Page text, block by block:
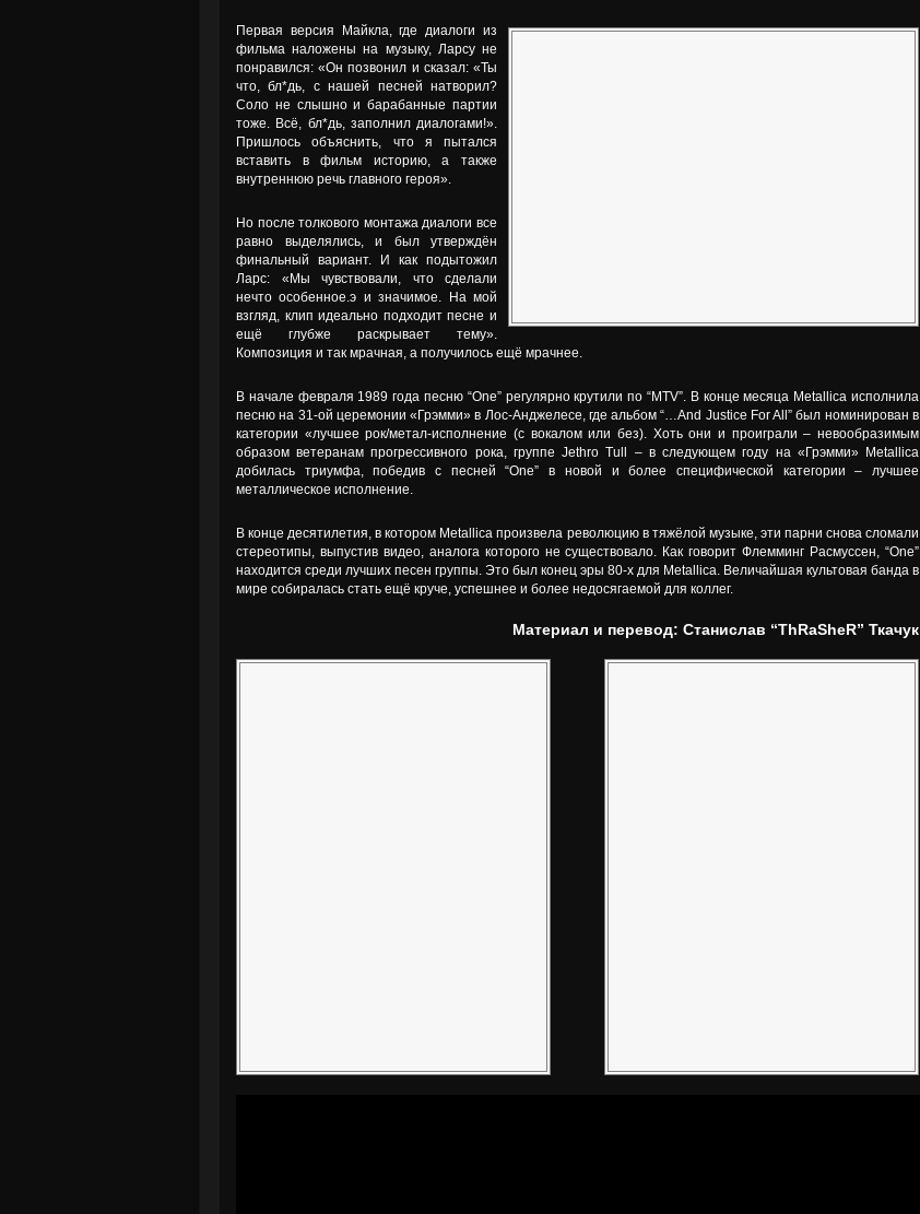
Первая версия Майкла, где диалоги из
фильма наложены на музыку, Ларсу не
понравился: «Он позвонил и сказал: «Ты
что, бл*дь, с нашей песней натворил?
Соло не слышно и барабанные партии
тоже. Всё, бл*дь, заполнил диалогами!».
Пришлось объяснить, что я пытался
вставить в фильм историю, а также
внутреннюю речь главного героя».
Но после толкового монтажа диалоги все
равно выделялись, и был утверждён
финальный вариант. И как подытожил
Ларс: «Мы чувствовали, что сделали
нечто особенное.э и значимое. На мой
взгляд, клип идеально подходит песне и
ещё глубже раскрывает тему».
Композиция и так мрачная, а получилось ещё мрачнее.
В начале февраля 1989 года песню “One” регулярно крутили по “MTV”. В конце месяца Metallica исполнила
песню на 31-ой церемонии «Грэмми» в Лос-Анджелесе, где альбом “…And Justice For All” был номинирован в
категории «лучшее рок/метал-исполнение (с вокалом или без). Хоть они и проиграли – невообразимым
образом ветеранам прогрессивного рока, группе Jethro Tull – в следующем году на «Грэмми» Metallica
добилась триумфа, победив с песней “One” в новой и более специфической категории – лучшее
металлическое исполнение.
В конце десятилетия, в котором Metallica произвела революцию в тяжёлой музыке, эти парни снова сломали
стереотипы, выпустив видео, аналога которого не существовало. Как говорит Флемминг Расмуссен, “One”
находится среди лучших песен группы. Это был конец эры 80-х для Metallica. Величайшая культовая банда в
мире собиралась стать ещё круче, успешнее и более недосягаемой для коллег.
Материал и перевод: Станислав “ThRaSheR” Ткачук